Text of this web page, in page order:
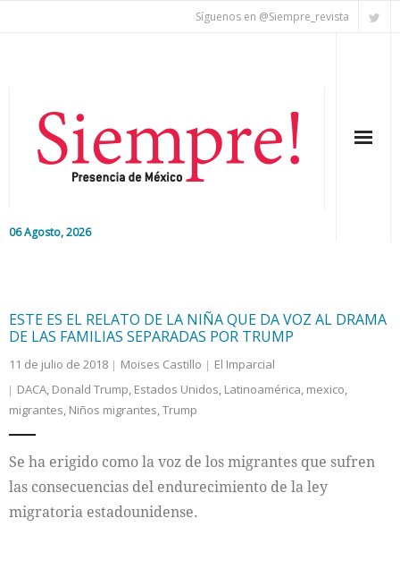
Síguenos en @Siempre_revista
06 Agosto, 2026
Colaboradores
Cultura
ESTE ES EL RELATO DE LA NIÑA QUE DA VOZ AL DRAMA
DE LAS FAMILIAS SEPARADAS POR TRUMP
11 de julio de 2018 Moises Castillo
El Imparcial
DACA, Donald Trump, Estados Unidos, Latinoamérica, mexico,
migrantes, Niños migrantes,Trump
Se ha erigido como la voz de los migrantes que sufren
las consecuencias del endurecimiento de la ley
migratoria estadounidense.